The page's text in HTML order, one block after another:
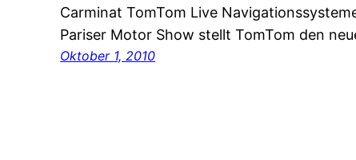
Carminat TomTom Live
Pariser Motor Show stellt TomTom den
Oktober 1, 2010